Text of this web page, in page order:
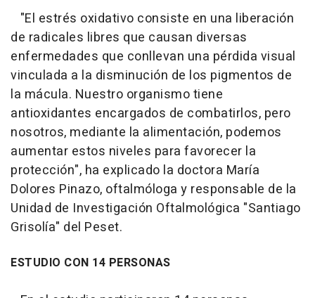
"El estrés oxidativo consiste en una liberación
de radicales libres que causan diversas
enfermedades que conllevan una pérdida visual
vinculada a la disminución de los pigmentos de
la mácula. Nuestro organismo tiene
antioxidantes encargados de combatirlos, pero
nosotros, mediante la alimentación, podemos
aumentar estos niveles para favorecer la
protección", ha explicado la doctora María
Dolores Pinazo, oftalmóloga y responsable de la
Unidad de Investigación Oftalmológica "Santiago
Grisolía" del Peset.
ESTUDIO CON 14 PERSONAS